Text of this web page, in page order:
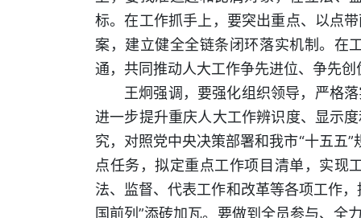
标。在工作抓手上，要突出重点、以点
案，建立健全全链条闭环落实机制。在
通，共同推动人大工作争先进位、争先创
王炯强调，要强化组织领导，严格
进一步提升重庆人大工作辨识度、显示
究，对照党中央决策部署和我市“十五五
点任务，拟定重点工作项目清单，实现
法、监督、代表工作和改革等各项工作
国前列”添砖加瓦。要做到全员参与、全